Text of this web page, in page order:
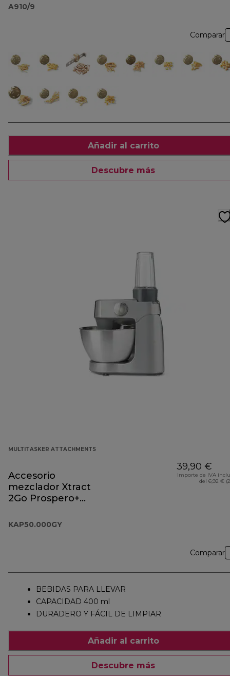
A910/9
Comparar
Añadir al carrito
Descubre más
MULTITASKER ATTACHMENTS
Accesorio
mezclador Xtract
2Go Prospero+
KAP50.000GY
39,90 €
Importe de IVA
del 6,92 €
Comparar
BEBIDAS PARA LLEVAR
CAPACIDAD 400 ml
DURADERO Y FÁCIL DE LIMPIAR
Añadir al carrito
Descubre más